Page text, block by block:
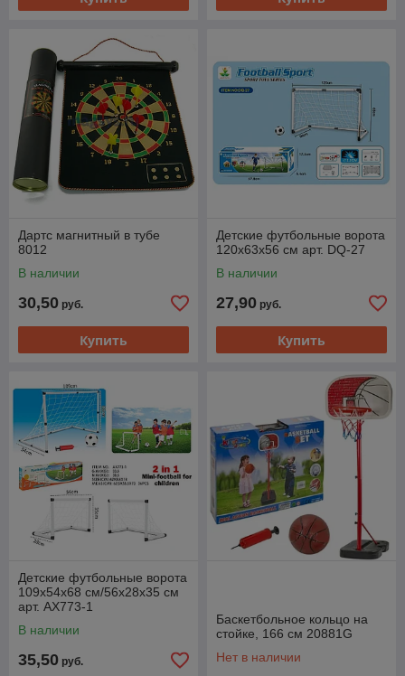
Дартс магнитный в тубе
8012
В наличии
30,50 руб.
Купить
Детские футбольные ворота
120х63х56 см арт. DQ-27
В наличии
27,90 руб.
Купить
Детские футбольные ворота
109х54х68 см/56х28х35 см
арт. AX773-1
В наличии
35,50 руб.
Баскетбольное кольцо на
стойке, 166 см 20881G
Нет в наличии